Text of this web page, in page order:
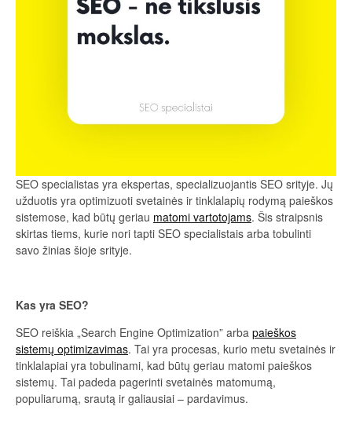
SEO specialistas yra ekspertas, specializuojantis SEO srityje. Jų
užduotis yra optimizuoti svetainės ir tinklalapių rodymą paieškos
sistemose, kad būtų geriau matomi vartotojams. Šis straipsnis
skirtas tiems, kurie nori tapti SEO specialistais arba tobulinti
savo žinias šioje srityje.
Kas yra SEO?
SEO reiškia „Search Engine Optimization” arba paieškos
sistemų optimizavimas. Tai yra procesas, kurio metu svetainės ir
tinklalapiai yra tobulinami, kad būtų geriau matomi paieškos
sistemų. Tai padeda pagerinti svetainės matomumą,
populiarumą, srautą ir galiausiai – pardavimus.